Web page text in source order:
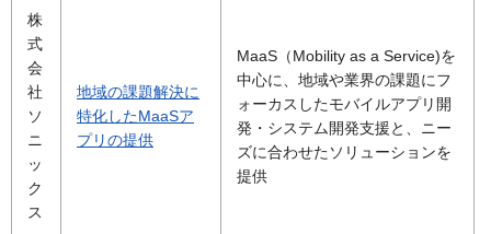
株
式
会
社
ソ
ニ
ッ
ク
ス
地域の課題解決に
特化したMaaSア
プリの提供
MaaS（Mobility as a Service)を
中心に、地域や業界の課題にフ
ォーカスしたモバイルアプリ開
発・システム開発支援と、ニー
ズに合わせたソリューションを
提供